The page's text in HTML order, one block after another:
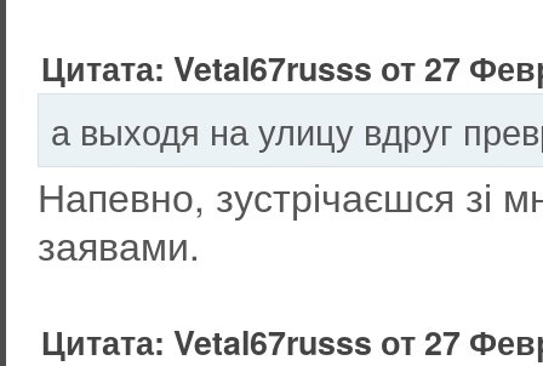
Цитата: Vetal67russs от 27
а выходя на улицу вдруг
Напевно, зустрічаєшся зі
заявами.
Цитата: Vetal67russs от 27